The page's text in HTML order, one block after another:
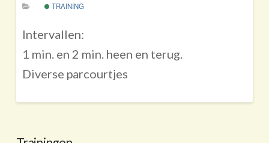
TRAINING
Intervallen:
1 min. en 2 min. heen en terug.
Diverse parcourtjes